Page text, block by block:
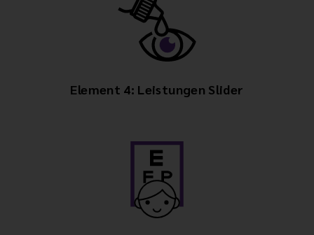
Element 4: Leistungen Slider